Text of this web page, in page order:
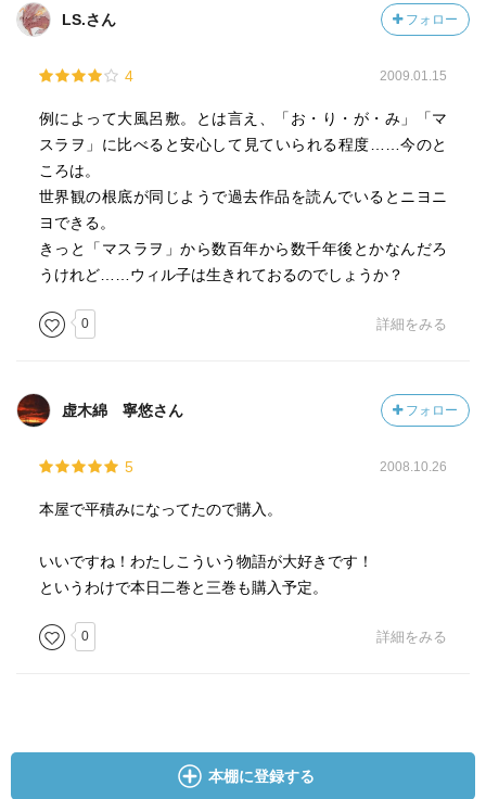
LS.さん フォロー
4 2009.01.15
例によって大風呂敷。とは言え、「お・り・が・み」「マ
スラヲ」に比べると安心して見ていられる程度……今のと
ころは。
世界観の根底が同じようで過去作品を読んでいるとニヨニ
ヨできる。
きっと「マスラヲ」から数百年から数千年後とかなんだろ
うけれど……ウィル子は生きれておるのでしょうか？
0 詳細をみる
虚木綿 寧悠さん フォロー
5 2008.10.26
本屋で平積みになってたので購入。
いいですね！わたしこういう物語が大好きです！
というわけで本日二巻と三巻も購入予定。
0 詳細をみる
本棚に登録する